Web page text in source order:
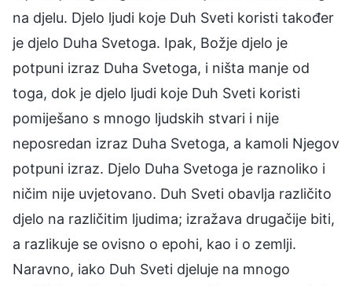
na djelu. Djelo ljudi koje Duh Sveti koristi također
je djelo Duha Svetoga. Ipak, Božje djelo je
potpuni izraz Duha Svetoga, i ništa manje od
toga, dok je djelo ljudi koje Duh Sveti koristi
pomiješano s mnogo ljudskih stvari i nije
neposredan izraz Duha Svetoga, a kamoli Njegov
potpuni izraz. Djelo Duha Svetoga je raznoliko i
ničim nije uvjetovano. Duh Sveti obavlja različito
djelo na različitim ljudima; izražava drugačije biti,
a razlikuje se ovisno o epohi, kao i o zemlji.
Naravno, iako Duh Sveti djeluje na mnogo